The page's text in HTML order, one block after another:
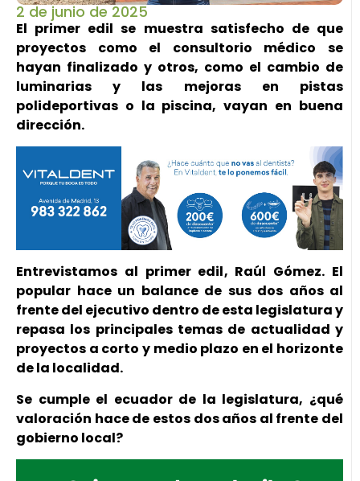
2 de junio de 2025
El primer edil se muestra satisfecho de que
proyectos como el consultorio médico se
hayan finalizado y otros, como el cambio de
luminarias y las mejoras en pistas
polideportivas o la piscina, vayan en buena
dirección.
Entrevistamos al primer edil, Raúl Gómez. El
popular hace un balance de sus dos años al
frente del ejecutivo dentro de esta legislatura y
repasa los principales temas de actualidad y
proyectos a corto y medio plazo en el horizonte
de la localidad.
Se cumple el ecuador de la legislatura, ¿qué
valoración hace de estos dos años al frente del
gobierno local?